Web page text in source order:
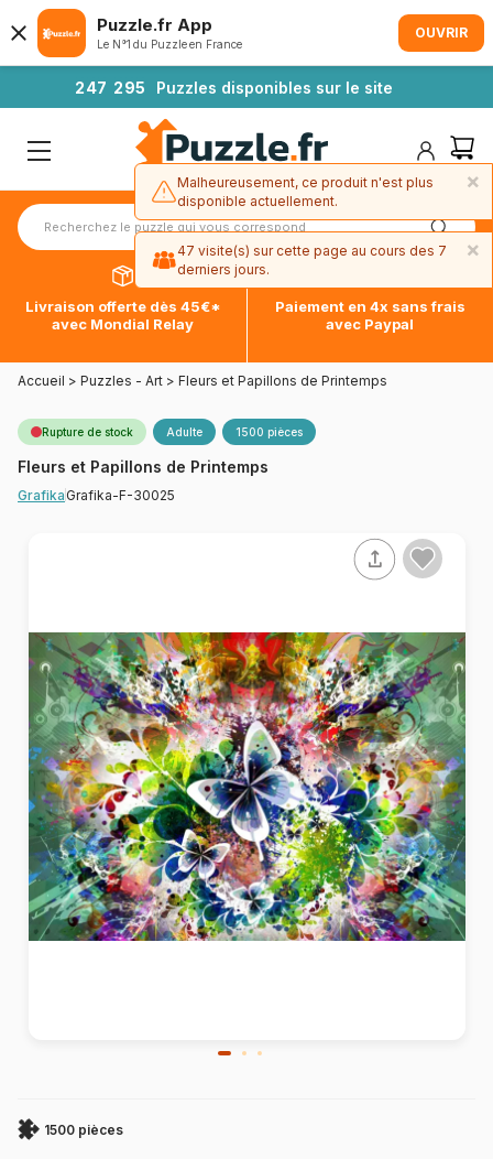
247 295 Puzzles disponibles sur le site
Livraison offerte dès 45€*
avec Mondial Relay
Paiement en 4x sans frais
avec Paypal
Accueil > Puzzles - Art > Fleurs et Papillons de Printemps
Rupture de stock Adulte 1500 pièces
Fleurs et Papillons de Printemps
Grafika Grafika-F-30025
1500 pièces
Puzzle.fr App
Le N°1 du Puzzle en France
OUVRIR
×
Malheureusement, ce produit n'est plus
disponible actuellement.
×
47 visite(s) sur cette page au cours des 7
derniers jours.